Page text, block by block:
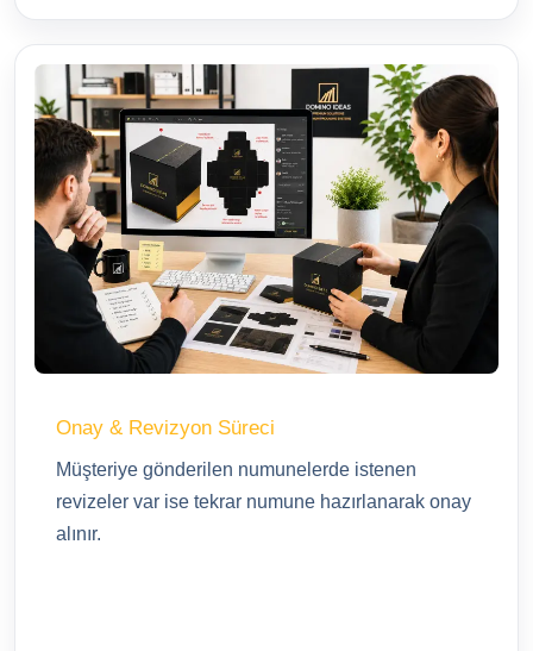
Onay & Revizyon Süreci
Müşteriye gönderilen numunelerde istenen
revizeler var ise tekrar numune hazırlanarak onay
alınır.